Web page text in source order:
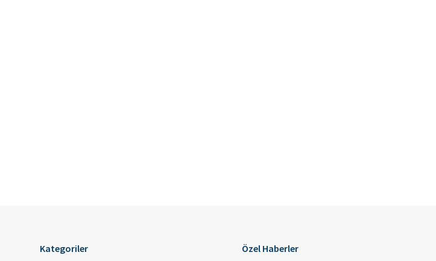
Kategoriler Özel Haberler